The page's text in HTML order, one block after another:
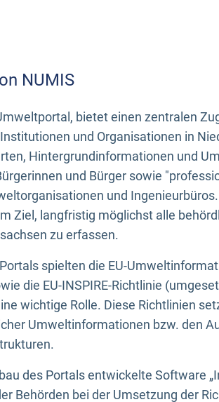
NUMIS
bietet einen zentralen
und Organisationen in
Hintergrundinformationen und
und Bürger sowie
und
Ziel, langfristig möglichst alle
zu erfassen.
spielten die EU-
die EU-INSPIRE-Richtlinie
wichtige Rolle. Diese Richtlinien
Umweltinformationen bzw. den
des Portals entwickelte Software
Behörden bei der Umsetzung der